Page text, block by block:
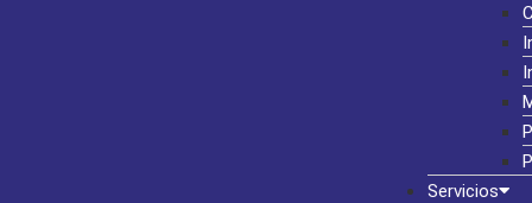
Servicios